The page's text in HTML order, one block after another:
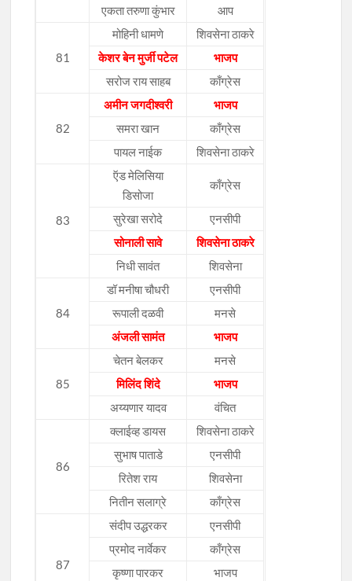
एकता तरुणा कुंभार
आप
81
मोहिनी धामणे
शिवसेना ठाकरे
केशर बेन मुर्जी पटेल
भाजप
सरोज राय साहब
काँग्रेस
82
अमीन जगदीश्वरी
भाजप
समरा खान
काँग्रेस
पायल नाईक
शिवसेना ठाकरे
83
ऍड मेलिसिया
डिसोजा
काँग्रेस
सुरेखा सरोदे
एनसीपी
सोनाली सावे
शिवसेना ठाकरे
निधी सावंत
शिवसेना
84
डॉ मनीषा चौधरी
एनसीपी
रूपाली दळवी
मनसे
अंजली सामंत
भाजप
85
चेतन बेलकर
मनसे
मिलिंद शिंदे
भाजप
अय्यणार यादव
वंचित
86
क्लाईव्ह डायस
शिवसेना ठाकरे
सुभाष पाताडे
एनसीपी
रितेश राय
शिवसेना
नितीन सलाग्रे
काँग्रेस
87
संदीप उद्धरकर
एनसीपी
प्रमोद नार्वेकर
काँग्रेस
कृष्णा पारकर
भाजप